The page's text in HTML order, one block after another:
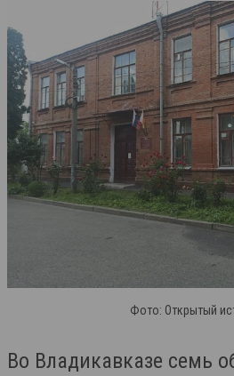
Фото: Открытый
Во Владикавказе семь